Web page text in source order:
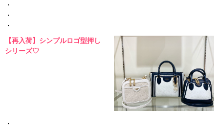
・
・
・
【再入荷】シンプルロゴ型押し
シリーズ♡
・